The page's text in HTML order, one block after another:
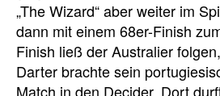
„The Wizard“ aber weiter im
dann mit einem 68er-Finish
Finish ließ der Australier
Darter brachte sein
Match in den Decider. Dort